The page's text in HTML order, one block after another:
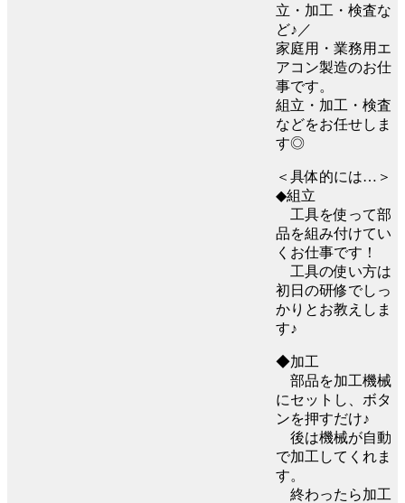
立・加工・検査な
ど♪／
家庭用・業務用エ
アコン製造のお仕
事です。
組立・加工・検査
などをお任せしま
す◎
＜具体的には…＞
◆組立
工具を使って部
品を組み付けてい
くお仕事です！
工具の使い方は
初日の研修でしっ
かりとお教えしま
す♪
◆加工
部品を加工機械
にセットし、ボタ
ンを押すだけ♪
後は機械が自動
で加工してくれま
す。
終わったら加工